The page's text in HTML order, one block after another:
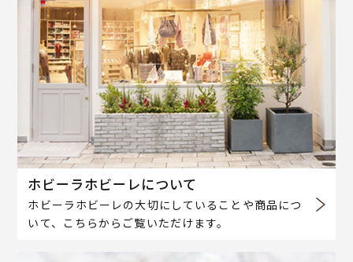
ホビーラホビーレについて
ホビーラホビーレの大切にしていることや商品につ
いて、こちらからご覧いただけます。